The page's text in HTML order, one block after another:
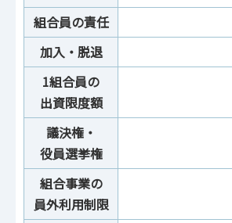
組合員の責任
加入・脱退
1組合員の
出資限度額
議決権・
役員選挙権
組合事業の
員外利用制限